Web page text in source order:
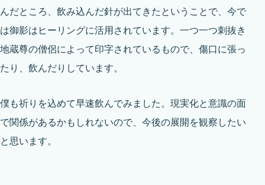
んだところ、飲み込んだ針が出てきたということで、今で
は御影はヒーリングに活用されています。一つ一つ刺抜き
地蔵尊の僧侶によって印字されているもので、傷口に張っ
たり、飲んだりしています。
僕も祈りを込めて早速飲んでみました。現実化と意識の面
で関係があるかもしれないので、今後の展開を観察したい
と思います。